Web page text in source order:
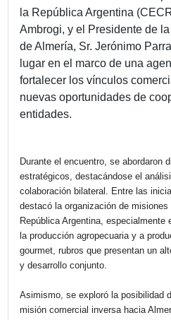
Visita de
de Comercio
El pasado 19 de
encuentro institucional
Presidente de la
de Almería, Sr.
lugar en el marco de
fortalecer los vínculos
nuevas oportunidades
entidades.
Durante el encuentro, se